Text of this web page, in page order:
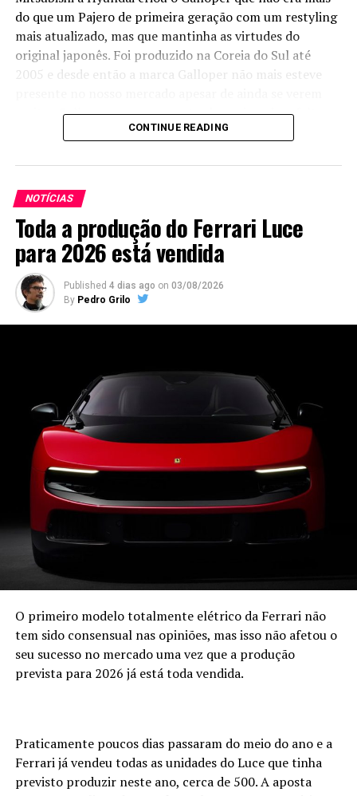
do que um Pajero de primeira geração com um restyling
mais atualizado, mas que mantinha as virtudes do
original japonês. Foi produzido na Coreia do Sul até
2005 e desde então a marca Galloper não mais esteve
muitos Galloper nas nossas estradas, sejam de asfalto ou
Agora a
marca vai
voltar, fruto
de uma nova
parceria,
mas desta
vez entre a
Anhui
surgirá com dois modelos, o SUV S 15, baseado no
Nissan Terra, equipado com motor Diesel Mitsubishi 2.0
Turbo com 228 cv e a pick-up P 15 que utiliza o mesmo
motor numa plataforma com origem na Nissan Navara.
A marca recupera o espírito original de proporcionar
modelos todo-o-terreno de tração integral
“tradicionais” com preços competitivos no mercado, tal
como acontecia com o Galloper quando foi lançado.
A distribuição para Portugal, Andorra, Marrocos, Itália e
Espanha estará a cargo da Galloper Ibérica havendo a
possibilidade destes novos Galloper serem fabricados em
CONTINUE READING
NOTÍCIAS
Toda a produção do Ferrari Luce
para 2026 está vendida
Published 4 dias ago on 03/08/2026
By Pedro Grilo
O primeiro modelo totalmente elétrico da Ferrari não
tem sido consensual nas opiniões, mas isso não afetou o
seu sucesso no mercado uma vez que a produção
prevista para 2026 já está toda vendida.
Praticamente poucos dias passaram do meio do ano e a
Ferrari já vendeu todas as unidades do Luce que tinha
previsto produzir neste ano, cerca de 500. A aposta